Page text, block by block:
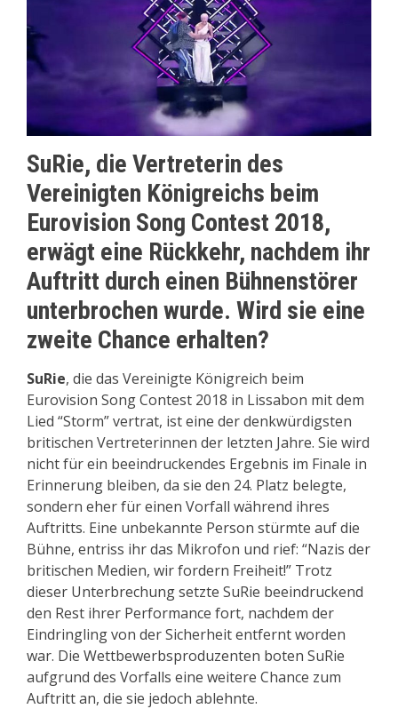
SuRie, die Vertreterin des
Vereinigten Königreichs beim
Eurovision Song Contest 2018,
erwägt eine Rückkehr, nachdem ihr
Auftritt durch einen Bühnenstörer
unterbrochen wurde. Wird sie eine
zweite Chance erhalten?
SuRie, die das Vereinigte Königreich beim
Eurovision Song Contest 2018 in Lissabon mit dem
Lied “Storm” vertrat, ist eine der denkwürdigsten
britischen Vertreterinnen der letzten Jahre. Sie wird
nicht für ein beeindruckendes Ergebnis im Finale in
Erinnerung bleiben, da sie den 24. Platz belegte,
sondern eher für einen Vorfall während ihres
Auftritts. Eine unbekannte Person stürmte auf die
Bühne, entriss ihr das Mikrofon und rief: “Nazis der
britischen Medien, wir fordern Freiheit!” Trotz
dieser Unterbrechung setzte SuRie beeindruckend
den Rest ihrer Performance fort, nachdem der
Eindringling von der Sicherheit entfernt worden
war. Die Wettbewerbsproduzenten boten SuRie
aufgrund des Vorfalls eine weitere Chance zum
Auftritt an, die sie jedoch ablehnte.